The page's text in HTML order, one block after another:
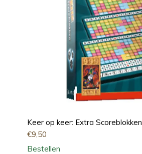
Keer op keer: Extra Scoreblokken
€9,50
Bestellen